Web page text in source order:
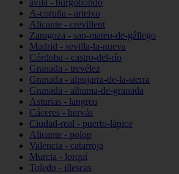
ávila - burgohondo
A-coruña - arteixo
Alicante - crevillent
Zaragoza - san-mateo-de-gállego
Madrid - sevilla-la-nueva
Córdoba - castro-del-río
Granada - trevélez
Granada - alpujarra-de-la-sierra
Granada - alhama-de-granada
Asturias - langreo
Cáceres - hervás
Ciudad-real - puerto-lápice
Alicante - polop
Valencia - catarroja
Murcia - lorquí
Toledo - illescas